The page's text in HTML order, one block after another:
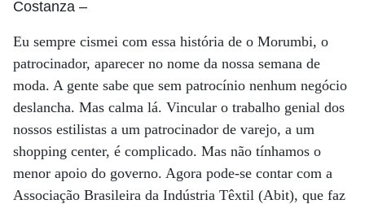
Costanza –
Eu sempre cismei com essa história de o Morumbi, o
patrocinador, aparecer no nome da nossa semana de
moda. A gente sabe que sem patrocínio nenhum negócio
deslancha. Mas calma lá. Vincular o trabalho genial dos
nossos estilistas a um patrocinador de varejo, a um
shopping center, é complicado. Mas não tínhamos o
menor apoio do governo. Agora pode-se contar com a
Associação Brasileira da Indústria Têxtil (Abit), que faz